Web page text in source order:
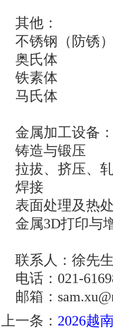
其他：
不锈钢（防锈）
奥氏体
铁素体
马氏体
金属加工设备：
铸造与锻压
拉拔、挤压、
焊接
表面处理及热
金属3D打印与
联系人：徐先生
电话：021-
邮箱：
上一条： 2026越